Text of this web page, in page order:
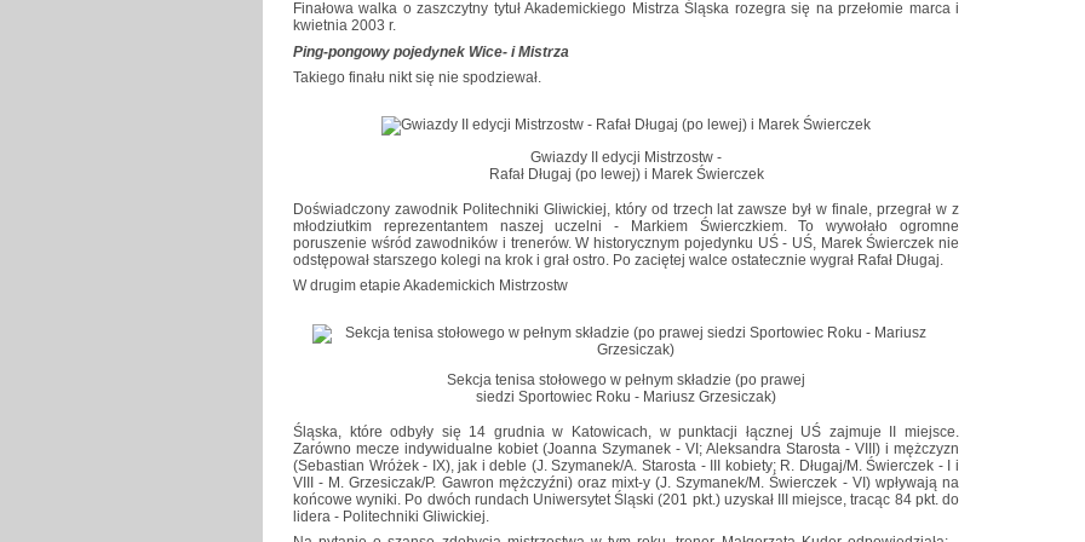
Finałowa walka o zaszczytny tytuł Akademickiego Mistrza Śląska rozegra się na przełomie marca i
kwietnia 2003 r.
Ping-pongowy pojedynek Wice- i Mistrza
Takiego finału nikt się nie spodziewał.
Gwiazdy II edycji Mistrzostw -
Rafał Długaj (po lewej) i Marek Świerczek
Doświadczony zawodnik Politechniki Gliwickiej, który od trzech lat zawsze był w finale, przegrał w z
młodziutkim reprezentantem naszej uczelni - Markiem Świerczkiem. To wywołało ogromne
poruszenie wśród zawodników i trenerów. W historycznym pojedynku UŚ - UŚ, Marek Świerczek nie
odstępował starszego kolegi na krok i grał ostro. Po zaciętej walce ostatecznie wygrał Rafał Długaj.
W drugim etapie Akademickich Mistrzostw
Sekcja tenisa stołowego w pełnym składzie (po prawej
siedzi Sportowiec Roku - Mariusz Grzesiczak)
Śląska, które odbyły się 14 grudnia w Katowicach, w punktacji łącznej UŚ zajmuje II miejsce.
Zarówno mecze indywidualne kobiet (Joanna Szymanek - VI; Aleksandra Starosta - VIII) i mężczyzn
(Sebastian Wróżek - IX), jak i deble (J. Szymanek/A. Starosta - III kobiety; R. Długaj/M. Świerczek - I i
VIII - M. Grzesiczak/P. Gawron mężczyźni) oraz mixt-y (J. Szymanek/M. Świerczek - VI) wpływają na
końcowe wyniki. Po dwóch rundach Uniwersytet Śląski (201 pkt.) uzyskał III miejsce, tracąc 84 pkt. do
lidera - Politechniki Gliwickiej.